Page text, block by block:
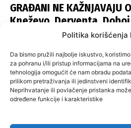
Politika korišćenja
Da bismo pružili najbolje iskustvo,
za pohranu i/ili pristup informacijama na
tehnologija omogućit će nam obradu
prilikom pretraživanja ili jedinstveni
Neprihvatanje ili povlačenje pristanka
određene funkcije i karakteristike
GRAĐANI NE KAŽNJAVAJU
Kneževo, Derventa,
šapom istih stranaka
SNSD UČVRSTIO VLAST U
SARAJEVU: Opoziciji dvije
raspodjela funkcija